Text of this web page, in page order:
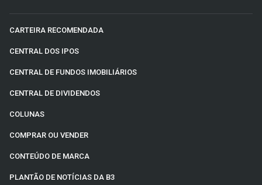
CARTEIRA RECOMENDADA
CENTRAL DOS IPOS
CENTRAL DE FUNDOS IMOBILIÁRIOS
CENTRAL DE DIVIDENDOS
COLUNAS
COMPRAR OU VENDER
CONTEÚDO DE MARCA
PLANTÃO DE NOTÍCIAS DA B3